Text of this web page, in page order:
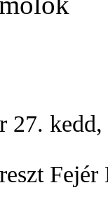
27.
Fejér